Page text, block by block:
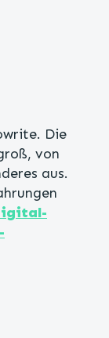
Die
von
aus.